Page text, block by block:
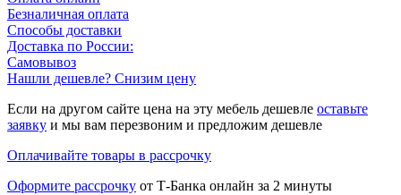
Безналичная оплата
Способы доставки
Доставка по России:
Самовывоз
Нашли дешевле? Снизим цену
Если на другом сайте цена на эту мебель дешевле оставьте
заявку и мы вам перезвоним и предложим дешевле
Оплачивайте товары в рассрочку
Оформите рассрочку от Т-Банка онлайн за 2 минуты